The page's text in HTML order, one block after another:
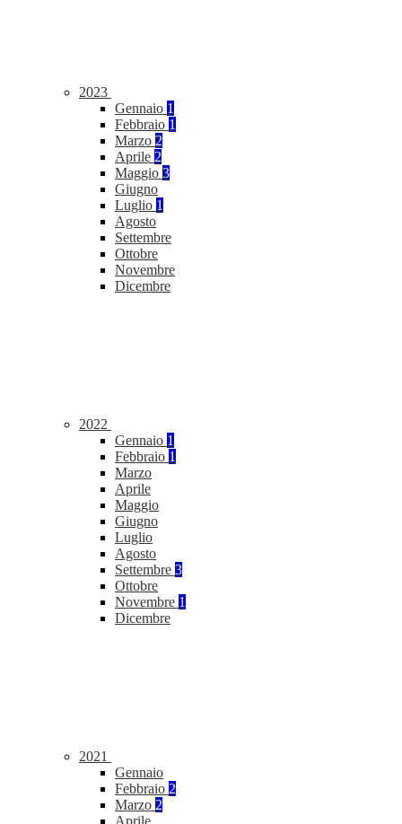
2023
Gennaio 1
Febbraio 1
Marzo 2
Aprile 2
Maggio 3
Giugno
Luglio 1
Agosto
Settembre
Ottobre
Novembre
Dicembre
2022
Gennaio 1
Febbraio 1
Marzo
Aprile
Maggio
Giugno
Luglio
Agosto
Settembre 3
Ottobre
Novembre 1
Dicembre
2021
Gennaio
Febbraio 2
Marzo 2